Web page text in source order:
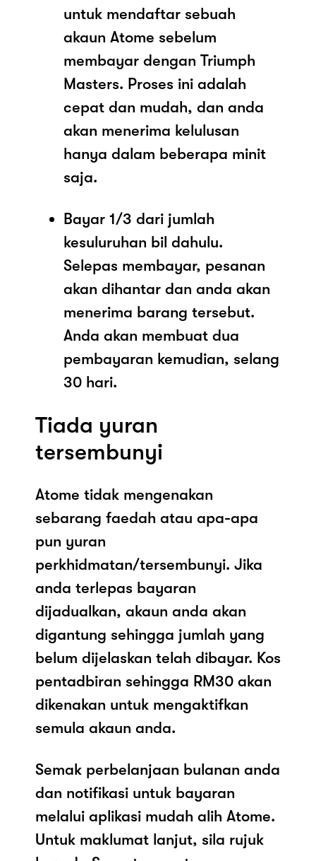
untuk mendaftar sebuah
akaun Atome sebelum
membayar dengan Triumph
Masters. Proses ini adalah
cepat dan mudah, dan anda
akan menerima kelulusan
hanya dalam beberapa minit
saja.
Bayar 1/3 dari jumlah
kesuluruhan bil dahulu.
Selepas membayar, pesanan
akan dihantar dan anda akan
menerima barang tersebut.
Anda akan membuat dua
pembayaran kemudian, selang
30 hari.
Tiada yuran
tersembunyi
Atome tidak mengenakan
sebarang faedah atau apa-apa
pun yuran
perkhidmatan/tersembunyi. Jika
anda terlepas bayaran
dijadualkan, akaun anda akan
digantung sehingga jumlah yang
belum dijelaskan telah dibayar. Kos
pentadbiran sehingga RM30 akan
dikenakan untuk mengaktifkan
semula akaun anda.
Semak perbelanjaan bulanan anda
dan notifikasi untuk bayaran
melalui aplikasi mudah alih Atome.
Untuk maklumat lanjut, sila rujuk